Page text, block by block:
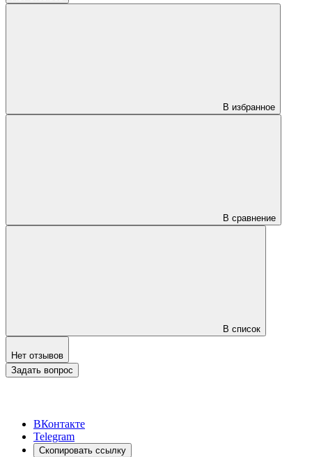
В избранное
В сравнение
В список
Нет отзывов
Задать вопрос
ВКонтакте
Telegram
Скопировать ссылку